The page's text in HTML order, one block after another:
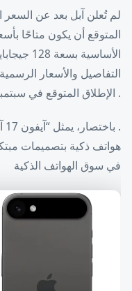
التفاصيل والأسعار
. الإطلاق المتوقع في سبتمبر
.
هواتف ذكية بتصميمات
في سوق الهواتف الذكية